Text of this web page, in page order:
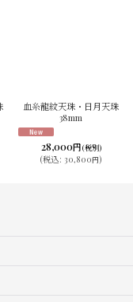
血糸龍紋天珠・日月天珠
38mm
28,000円(税別)
(税込: 30,800円 )